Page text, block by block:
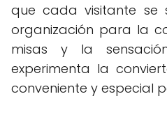
que cada visitante se
organización para la
misas y la
experimenta la
conveniente y especial